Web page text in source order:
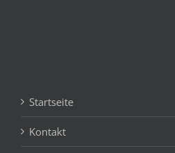
Startseite
Kontakt